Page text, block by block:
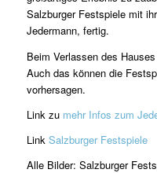
Salzburger Festspiele mit
Jedermann, fertig.
Beim Verlassen des
Auch das können die
vorhersagen.
Link zu mehr Infos zum
Link Salzburger Festspiele
Alle Bilder: Salzburger